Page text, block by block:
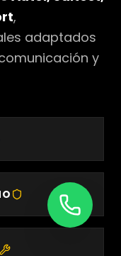
,
adaptados
y